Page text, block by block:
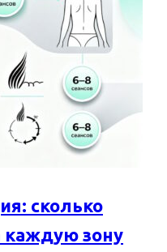
сколько
каждую зону